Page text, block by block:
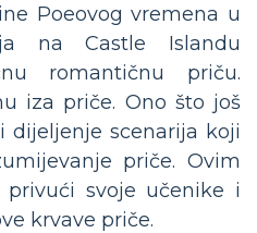
Poeovog vremena u
na Castle Islandu
romantičnu priču.
iza priče. Ono što još
dijeljenje scenarija koji
priče. Ovim
svoje učenike i
krvave priče.